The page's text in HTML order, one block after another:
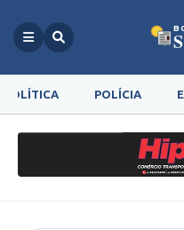
POLÍTICA POLÍCIA